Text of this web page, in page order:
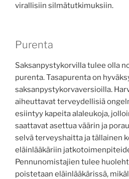
virallisiin silmätutkimuksiin.
Purenta
Saksanpystykorvilla tulee olla
purenta. Tasapurenta on
saksanpystykorvaversioilla.
aiheuttavat terveydellisiä
esiintyy kapeita alaleukoja,
saattavat asettua väärin ja
selvä terveyshaitta ja tällainen
eläinlääkäriin
Pennunomistajien tulee
poistetaan eläinlääkärissä,